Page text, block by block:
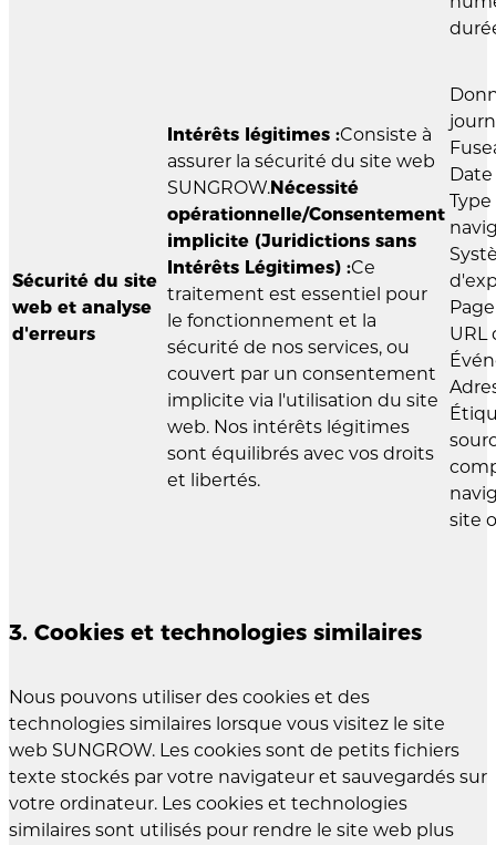
Sécurité du site
web et analyse
d'erreurs
Intérêts légitimes :Consiste à
assurer la sécurité du site web
SUNGROW.Nécessité
opérationnelle/Consentement
implicite (Juridictions sans
Intérêts Légitimes) :Ce
traitement est essentiel pour
le fonctionnement et la
sécurité de nos services, ou
couvert par un consentement
implicite via l'utilisation du site
web. Nos intérêts légitimes
sont équilibrés avec vos droits
et libertés.
URL
site
3. Cookies et technologies similaires
Nous pouvons utiliser des cookies et des
technologies similaires lorsque vous visitez le site
web SUNGROW. Les cookies sont de petits fichiers
texte stockés par votre navigateur et sauvegardés sur
votre ordinateur. Les cookies et technologies
similaires sont utilisés pour rendre le site web plus